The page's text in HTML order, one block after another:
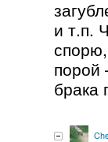
и т.п.
порой
брака